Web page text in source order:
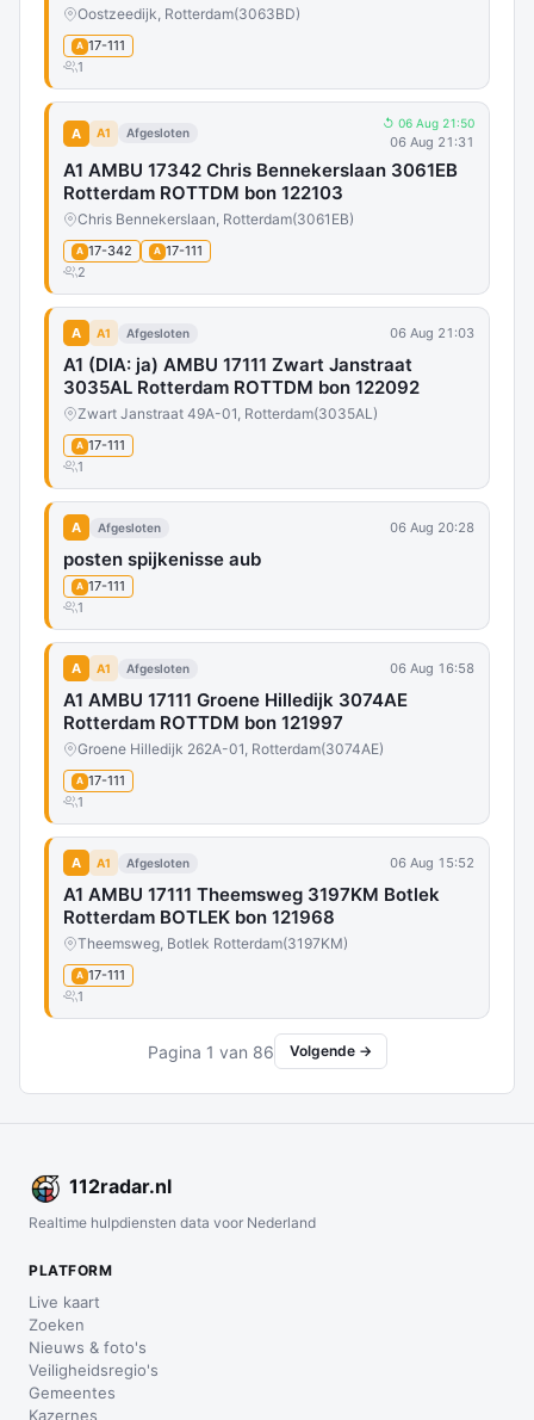
Oostzeedijk, Rotterdam(3063BD)
A 17-111
1
A A1 Afgesloten
↺ 06 Aug 21:50
06 Aug 21:31
A1 AMBU 17342 Chris Bennekerslaan 3061EB
Rotterdam ROTTDM bon 122103
Chris Bennekerslaan, Rotterdam(3061EB)
A 17-342 A 17-111
2
A A1 Afgesloten 06 Aug 21:03
A1 (DIA: ja) AMBU 17111 Zwart Janstraat
3035AL Rotterdam ROTTDM bon 122092
Zwart Janstraat 49A-01, Rotterdam(3035AL)
A 17-111
1
A Afgesloten 06 Aug 20:28
posten spijkenisse aub
A 17-111
1
A A1 Afgesloten 06 Aug 16:58
A1 AMBU 17111 Groene Hilledijk 3074AE
Rotterdam ROTTDM bon 121997
Groene Hilledijk 262A-01, Rotterdam(3074AE)
A 17-111
1
A A1 Afgesloten 06 Aug 15:52
A1 AMBU 17111 Theemsweg 3197KM Botlek
Rotterdam BOTLEK bon 121968
Theemsweg, Botlek Rotterdam(3197KM)
A 17-111
1
Pagina 1 van 86 Volgende →
112radar.nl
Realtime hulpdiensten data voor Nederland
PLATFORM
Live kaart
Zoeken
Nieuws & foto's
Veiligheidsregio's
Gemeentes
Kazernes